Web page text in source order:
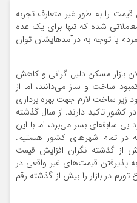
را به طور غیر متعارف تجربه
شده که تنها برای یک عده
با توجه به درآمدهایشان توان
بازار مسکن دلیل گرانی و کاهش
ساخت و ساز می‌دانند، اما از
زیر ساخت لازم جهت بهره برداری
کشور تاکید دارند. از سال گذشته
بی سابقه‌ای بسر می‌برد، اما با این
در تمام شهر‌های کشور هستیم.
از گذشته نگران افزایش قیمت
پذیرفتن قیمت‌های غیر واقعی در
در بازار را بیش از گذشته رقم